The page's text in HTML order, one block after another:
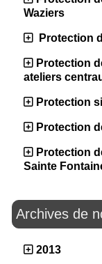
Waziers
Protection
Protection
ateliers
Protection
Protection
Protection
Sainte
Archives de
2013